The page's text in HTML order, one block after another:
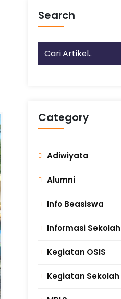
Search
Category
Adiwiyata
Alumni
Info Beasiswa
Informasi Sekolah
Kegiatan OSIS
Kegiatan Sekolah